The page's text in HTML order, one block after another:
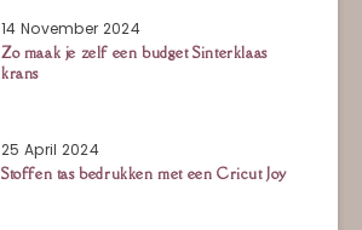
14 November 2024
Zo maak je zelf een budget Sinterklaas
krans
25 April 2024
Stoffen tas bedrukken met een Cricut Joy